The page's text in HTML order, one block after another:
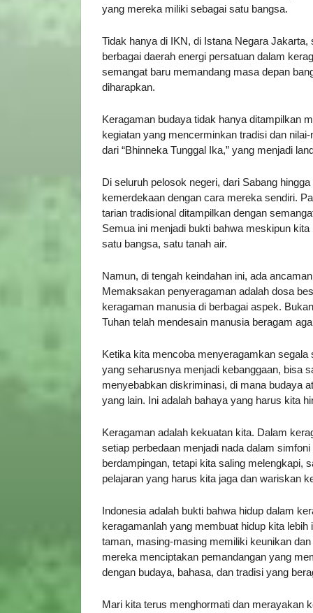
yang mereka miliki sebagai satu bangsa.
Tidak hanya di IKN, di Istana Negara
berbagai daerah energi persatuan dalam
semangat baru memandang masa depan
diharapkan.
Keragaman budaya tidak hanya ditampilkan
kegiatan yang mencerminkan tradisi dan
dari “Bhinneka Tunggal Ika,” yang menjadi
Di seluruh pelosok negeri, dari Sabang
kemerdekaan dengan cara mereka sendiri.
tarian tradisional ditampilkan dengan
Semua ini menjadi bukti bahwa meskipun
satu bangsa, satu tanah air.
Namun, di tengah keindahan ini, ada
Memaksakan penyeragaman adalah dosa
keragaman manusia di berbagai aspek.
Tuhan telah mendesain manusia beragam
Ketika kita mencoba menyeragamkan
yang seharusnya menjadi kebanggaan, bisa
menyebabkan diskriminasi, di mana budaya
yang lain. Ini adalah bahaya yang harus kita
Keragaman adalah kekuatan kita. Dalam
setiap perbedaan menjadi nada dalam
berdampingan, tetapi kita saling melengkapi,
pelajaran yang harus kita jaga dan wariskan
Indonesia adalah bukti bahwa hidup dalam
keragamanlah yang membuat hidup kita
taman, masing-masing memiliki keunikan
mereka menciptakan pemandangan yang
dengan budaya, bahasa, dan tradisi yang
Mari kita terus menghormati dan merayakan